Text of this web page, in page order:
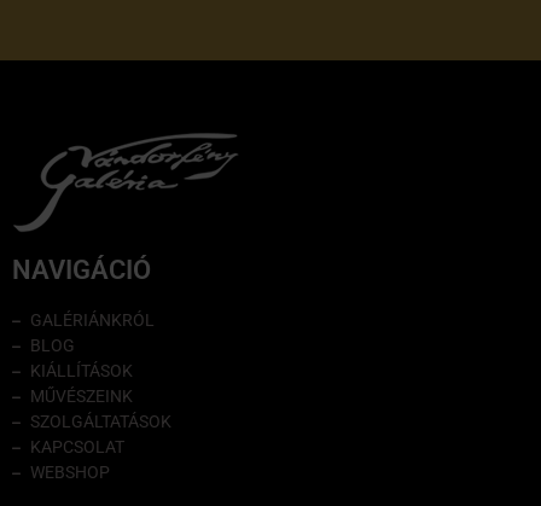
NAVIGÁCIÓ
GALÉRIÁNKRÓL
BLOG
KIÁLLÍTÁSOK
MŰVÉSZEINK
SZOLGÁLTATÁSOK
KAPCSOLAT
WEBSHOP